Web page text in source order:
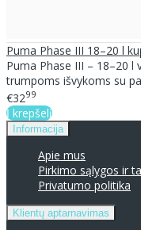
Puma Phase III 18–20 l
Puma Phase III – 18–20 l
trumpoms išvykoms su
€3299
Į krepšelį
Informacija
Apie mus
Pirkimo sąlygos ir
Privatumo politika
Klientų aptarnavimas